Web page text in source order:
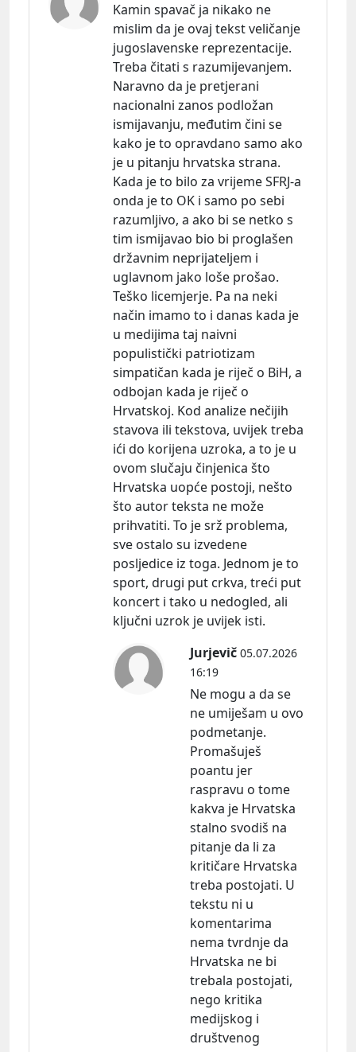
Kamin spavač ja nikako ne
mislim da je ovaj tekst veličanje
jugoslavenske reprezentacije.
Treba čitati s razumijevanjem.
Naravno da je pretjerani
nacionalni zanos podložan
ismijavanju, međutim čini se
kako je to opravdano samo ako
je u pitanju hrvatska strana.
Kada je to bilo za vrijeme SFRJ-a
onda je to OK i samo po sebi
razumljivo, a ako bi se netko s
tim ismijavao bio bi proglašen
državnim neprijateljem i
uglavnom jako loše prošao.
Teško licemjerje. Pa na neki
način imamo to i danas kada je
u medijima taj naivni
populistički patriotizam
simpatičan kada je riječ o BiH, a
odbojan kada je riječ o
Hrvatskoj. Kod analize nečijih
stavova ili tekstova, uvijek treba
ići do korijena uzroka, a to je u
ovom slučaju činjenica što
Hrvatska uopće postoji, nešto
što autor teksta ne može
prihvatiti. To je srž problema,
sve ostalo su izvedene
posljedice iz toga. Jednom je to
sport, drugi put crkva, treći put
koncert i tako u nedogled, ali
ključni uzrok je uvijek isti.
Jurjevič 05.07.2026
16:19
Ne mogu a da se
ne umiješam u ovo
podmetanje.
Promašuješ
poantu jer
raspravu o tome
kakva je Hrvatska
stalno svodiš na
pitanje da li za
kritičare Hrvatska
treba postojati. U
tekstu ni u
komentarima
nema tvrdnje da
Hrvatska ne bi
trebala postojati,
nego kritika
medijskog i
društvenog